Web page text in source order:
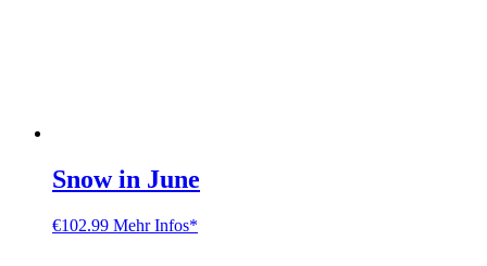
Snow in June
€102.99 Mehr Infos*